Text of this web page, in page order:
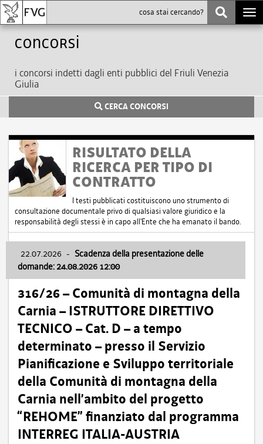
Concorsi
i concorsi indetti dagli enti pubblici del Friuli Venezia
Giulia
CERCA CONCORSI
RISULTATO DELLA
RICERCA PER TIPO DI
CONTRATTO
I testi pubblicati costituiscono uno strumento di
consultazione documentale privo di qualsiasi valore giuridico e la
responsabilità degli stessi è in capo all'Ente che ha emanato il bando.
22.07.2026 - Scadenza della presentazione delle
domande: 24.08.2026 12:00
316/26 – Comunità di montagna della
Carnia – ISTRUTTORE DIRETTIVO
TECNICO – Cat. D – a tempo
determinato – presso il Servizio
Pianificazione e Sviluppo territoriale
della Comunità di montagna della
Carnia nell’ambito del progetto
“REHOME” finanziato dal programma
INTERREG ITALIA-AUSTRIA